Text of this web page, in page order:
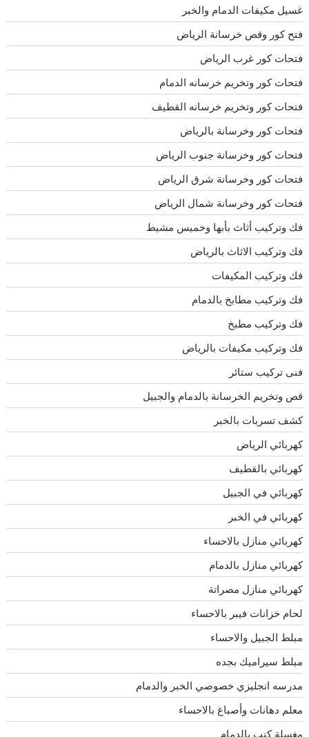
غسيل مكيفات الدمام والخبر
فتح كور وقص خرسانة الرياض
فتحات كور غرب الرياض
فتحات كور وتخريم خرسانه الدمام
فتحات كور وتخريم خرسانه القطيف
فتحات كور وخرسانة بالرياض
فتحات كور وخرسانة جنوب الرياض
فتحات كور وخرسانة شرق الرياض
فتحات كور وخرسانة شمال الرياض
فك وتركيب أثاث بأبها وخميس مشيط
فك وتركيب الاثاث بالرياض
فك وتركيب المكيفات
فك وتركيب مطابخ بالدمام
فك وتركيب مطبخ
فك وتركيب مكيفات بالرياض
فنى تركيب ستائر
قص وتخريم الخرسانة بالدمام والجبيل
كشف تسربات بالخبر
كهربائي الرياض
كهربائي بالقطيف
كهربائي في الجبيل
كهربائي في الخبر
كهربائي منازل بالاحساء
كهربائي منازل بالدمام
كهربائي منازل مصراتة
لحام خزانات فيبر بالاحساء
مبلط الجبيل والاحساء
مبلط سيراميك بجده
مدرسه انجليزي خصوصي الخبر والدمام
معلم دهانات وأصباغ بالاحساء
مغسلة كنب بالدمام